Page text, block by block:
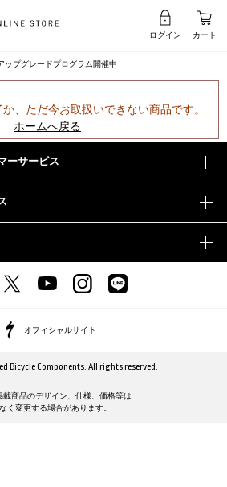
ログイン カート
ップグレードプログラム開催中
、ただ今お取扱いできない商品です。
ホームへ戻る
ーサービス
オフィシャルサイト
Bicycle Components. All rights reserved.
載商品のデザイン、仕様、価格等は
く変更する場合があります。